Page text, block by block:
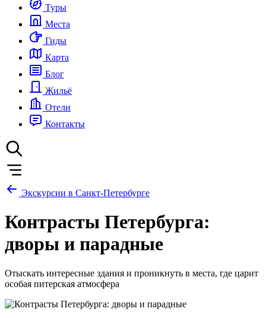
Туры
Места
Гиды
Карта
Блог
Жильё
Отели
Контакты
Экскурсии в Санкт-Петербурге
Контрасты Петербурга:
дворы и парадные
Отыскать интересные здания и проникнуть в места, где царит
особая питерская атмосфера